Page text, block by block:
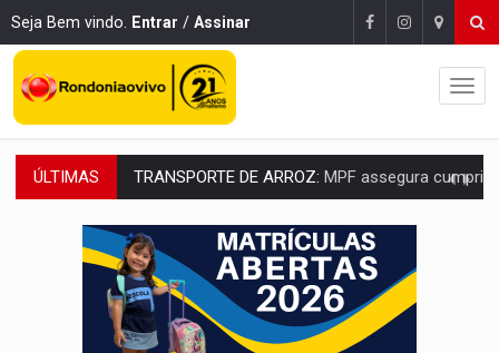
Seja Bem vindo. Entrar / Assinar
ÚLTIMAS DEEPFAKE:Sancionada lei contra violência sexual infantil na
COLEGIADO:Brasil e Rússia discutem energia nuclear, defesa e
URGENTE: Colisão entre caminhão e carro deixa quatro mortos e um em
ENCONTRO: Amazônia Negra ganha projeção nacional com participação de